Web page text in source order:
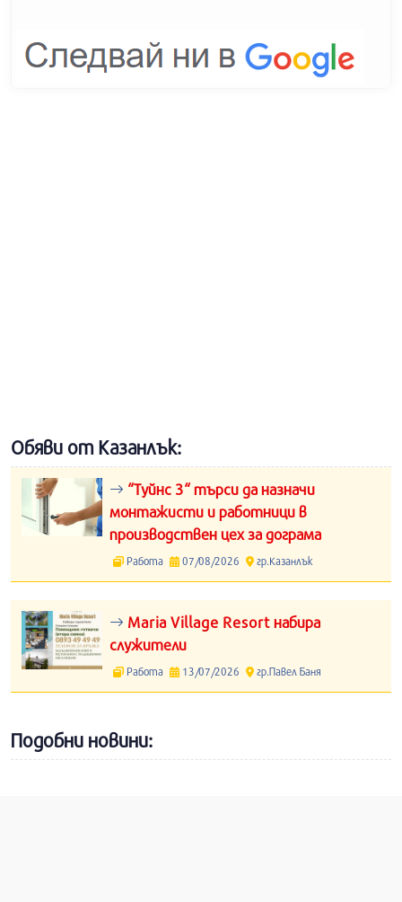
Обяви от Казанлък:
“Туйнс 3“ търси да назначи
монтажисти и работници в
производствен цех за дограма
Работа 07/08/2026 гр.Казанлък
Maria Village Resort набира
служители
Работа 13/07/2026 гр.Павел Баня
Подобни новини: